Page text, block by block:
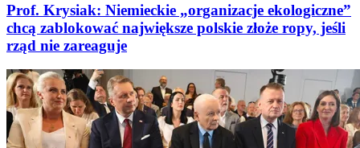
Prof. Krysiak: Niemieckie „organizacje ekologiczne”
chcą zablokować największe polskie złoże ropy, jeśli
rząd nie zareaguje